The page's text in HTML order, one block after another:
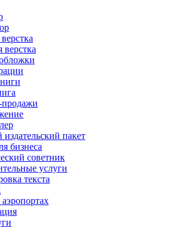
пакет
бизнеса
советник
услуги
текста